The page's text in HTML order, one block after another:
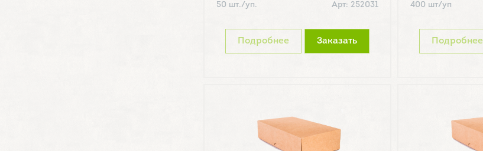
50 шт./уп. Арт: 252031
Подробнее Заказать
400 шт/уп
Подробнее